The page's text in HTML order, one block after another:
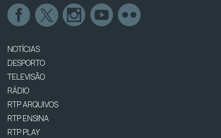
NOTÍCIAS
DESPORTO
TELEVISÃO
RÁDIO
RTP ARQUIVOS
RTP ENSINA
RTP PLAY